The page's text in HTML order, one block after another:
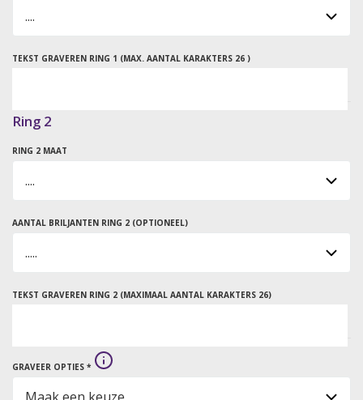
TEKST GRAVEREN RING 1 (MAX. AANTAL KARAKTERS 26 )
Ring 2
RING 2 MAAT
AANTAL BRILJANTEN RING 2 (OPTIONEEL)
TEKST GRAVEREN RING 2 (MAXIMAAL AANTAL KARAKTERS 26)
GRAVEER OPTIES *